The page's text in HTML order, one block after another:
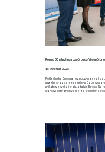
Ponad 30 mln zł na rozwój badań i
15 kwietnia 2026
Politechnika Opolska rozpoczyna
uczelni oraz całego regionu. Dzięki
unikatowe w skali kraju, a także Europy. Na
stanowi dofinansowanie ze środków